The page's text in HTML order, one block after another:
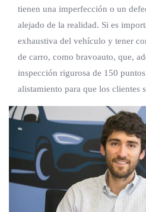
tienen una imperfección o un
alejado de la realidad. Si es
exhaustiva del vehículo y tener
de carro, como bravoauto, que,
inspección rigurosa de 150
alistamiento para que los clientes